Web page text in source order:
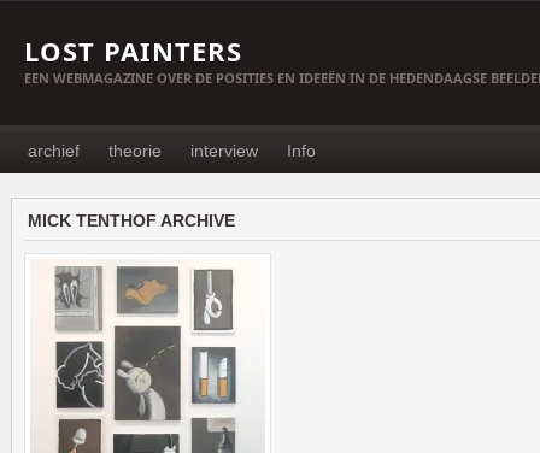
LOST PAINTERS
EEN WEBMAGAZINE OVER DE POSITIES EN IDEEËN IN DE HEDENDAAGSE
archief theorie interview Info
MICK TENTHOF ARCHIVE